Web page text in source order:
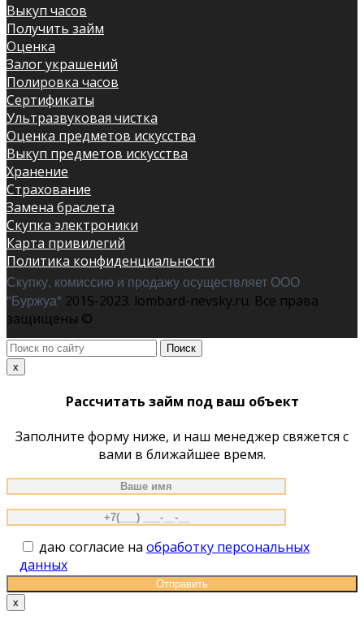
Выкуп часов
Получить займ
Оценка
Залог украшений
Полировка часов
Сертификаты
Ультразвуковая чистка
Оценка предметов искусства
Выкуп предметов искусства
Хранение
Страхование
Замена браслета
Скупка электроники
Карта привилегий
Политика конфиденциальности
Скупку, комиссию и продажу осуществляет ООО
"Буржуа" 2015-2023. lombard-nevsky.ru. Все права
защищены ©
Поиск
по
x
Рассчитать займ под ваш объект
Заполните форму ниже, и наш менеджер свяжется с
вами в ближайшее время.
даю согласие на обработку персональных
данных
x